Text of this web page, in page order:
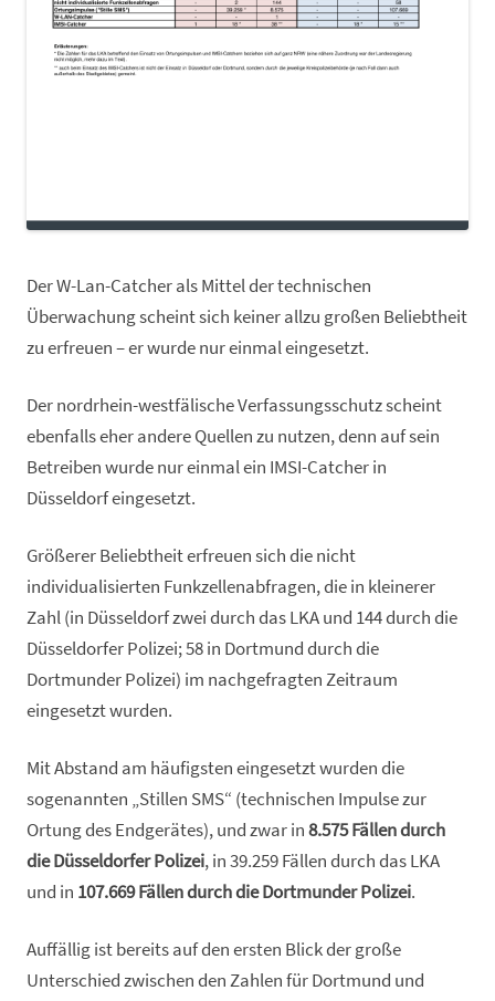
Der W-Lan-Catcher als Mittel der technischen
Überwachung scheint sich keiner allzu großen Beliebtheit
zu erfreuen – er wurde nur einmal eingesetzt.
Der nordrhein-westfälische Verfassungsschutz scheint
ebenfalls eher andere Quellen zu nutzen, denn auf sein
Betreiben wurde nur einmal ein IMSI-Catcher in
Düsseldorf eingesetzt.
Größerer Beliebtheit erfreuen sich die nicht
individualisierten Funkzellenabfragen, die in kleinerer
Zahl (in Düsseldorf zwei durch das LKA und 144 durch die
Düsseldorfer Polizei; 58 in Dortmund durch die
Dortmunder Polizei) im nachgefragten Zeitraum
eingesetzt wurden.
Mit Abstand am häufigsten eingesetzt wurden die
sogenannten „Stillen SMS“ (technischen Impulse zur
Ortung des Endgerätes), und zwar in8.575 Fällen durch
die Düsseldorfer Polizei, in 39.259 Fällen durch das LKA
und in 107.669 Fällen durch die Dortmunder Polizei.
Auffällig ist bereits auf den ersten Blick der große
Unterschied zwischen den Zahlen für Dortmund und